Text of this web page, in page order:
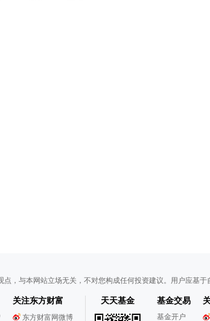
，与本网站立场无关，不对您构成任何投资建议。用户应基于
关注东方财富
东方财富网微博
天天基金 基金交易
基金开户